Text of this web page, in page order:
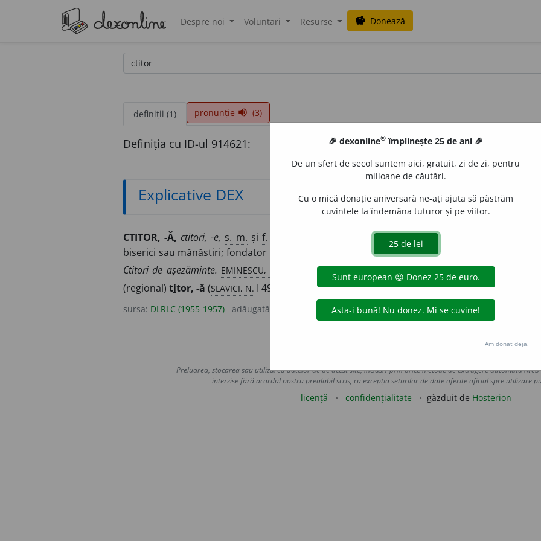
Despre noi Voluntari Resurse savings Donează
definiții (1) pronunție volume_up (3)
Definiția cu ID-ul 914621:
Explicative DEX
CTITOR, -Ă, ctitori, -e, s. m. și f. Persoană care suportă (sau contribuie la) cheltuielile
biserici sau mănăstiri; fondator de biserici sau de mănăstiri;p. ext.
întemeietor al unei
Ctitori de așezăminte. EMINESCU, O. Radu Racoviță vel-logofăt, cu a hă soție Maria,
(regional) titor, -ă (SLAVICI, N. I 49)
sursa: DLRLC (1955-1957) adăugată de acțiuni
Preluarea, stocarea sau utilizarea datelor de pe acest site, inclusiv prin orice metode de extragere automată
interzise fără acordul nostru prealabil scris, cu excepția seturilor de date oferite oficial spre utilizare
licență confidențialitate găzduit de Hosterion
🎉 dexonline® împlinește 25 de ani 🎉
De un sfert de secol suntem aici, gratuit, zi de zi, pentru
milioane de căutări.
Cu o mică donație aniversară ne-ați ajuta să păstrăm
cuvintele la îndemâna tuturor și pe viitor.
Am donat deja.